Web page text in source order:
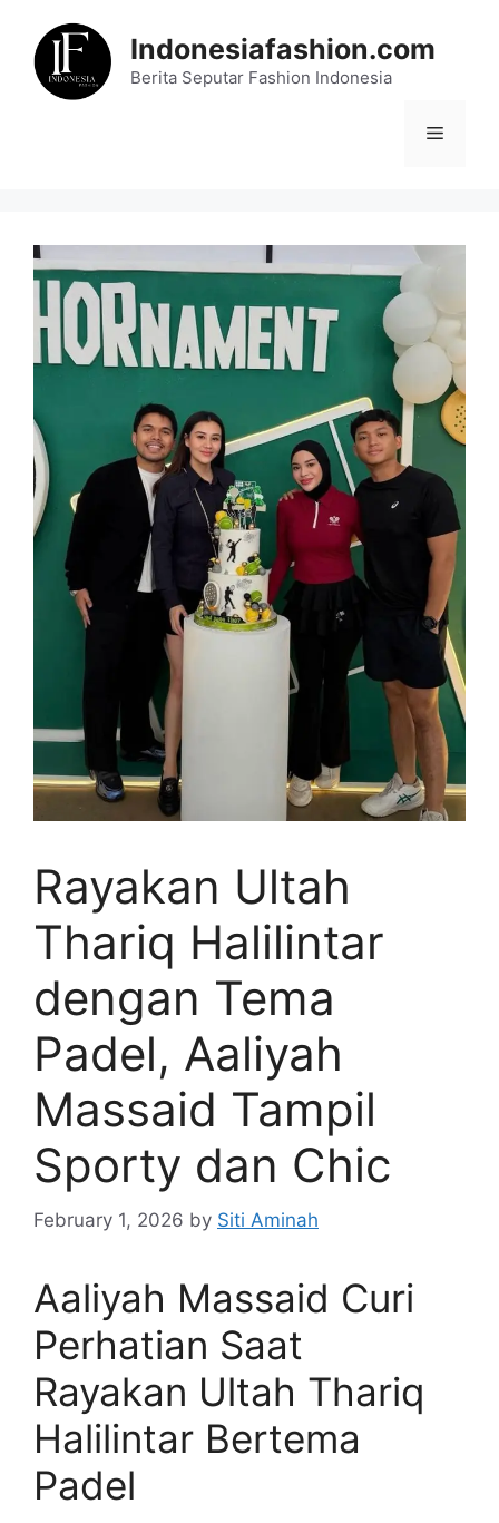
content
Indonesiafashion.com
Berita Seputar Fashion Indonesia
Menu
Rayakan Ultah
Thariq Halilintar
dengan Tema
Padel, Aaliyah
Massaid Tampil
Sporty dan Chic
February 1, 2026 by Siti Aminah
Aaliyah Massaid Curi
Perhatian Saat
Rayakan Ultah Thariq
Halilintar Bertema
Padel